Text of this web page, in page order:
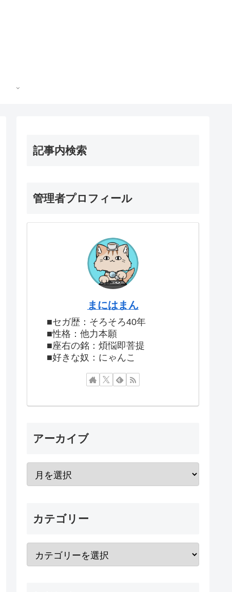
記事内検索
管理者プロフィール
まにはまん
■セガ歴：そろそろ40年
■性格：他力本願
■座右の銘：煩悩即菩提
■好きな奴：にゃんこ
アーカイブ
カテゴリー